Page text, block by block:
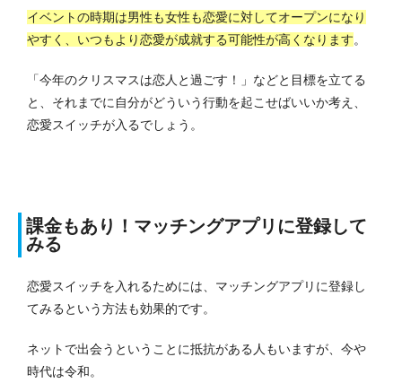
イベントの時期は男性も女性も恋愛に対してオープンになり
やすく、いつもより恋愛が成就する可能性が高くなります。
「今年のクリスマスは恋人と過ごす！」などと目標を立てる
と、それまでに自分がどういう行動を起こせばいいか考え、
恋愛スイッチが入るでしょう。
課金もあり！マッチングアプリに登録して
みる
恋愛スイッチを入れるためには、マッチングアプリに登録し
てみるという方法も効果的です。
ネットで出会うということに抵抗がある人もいますが、今や
時代は令和。